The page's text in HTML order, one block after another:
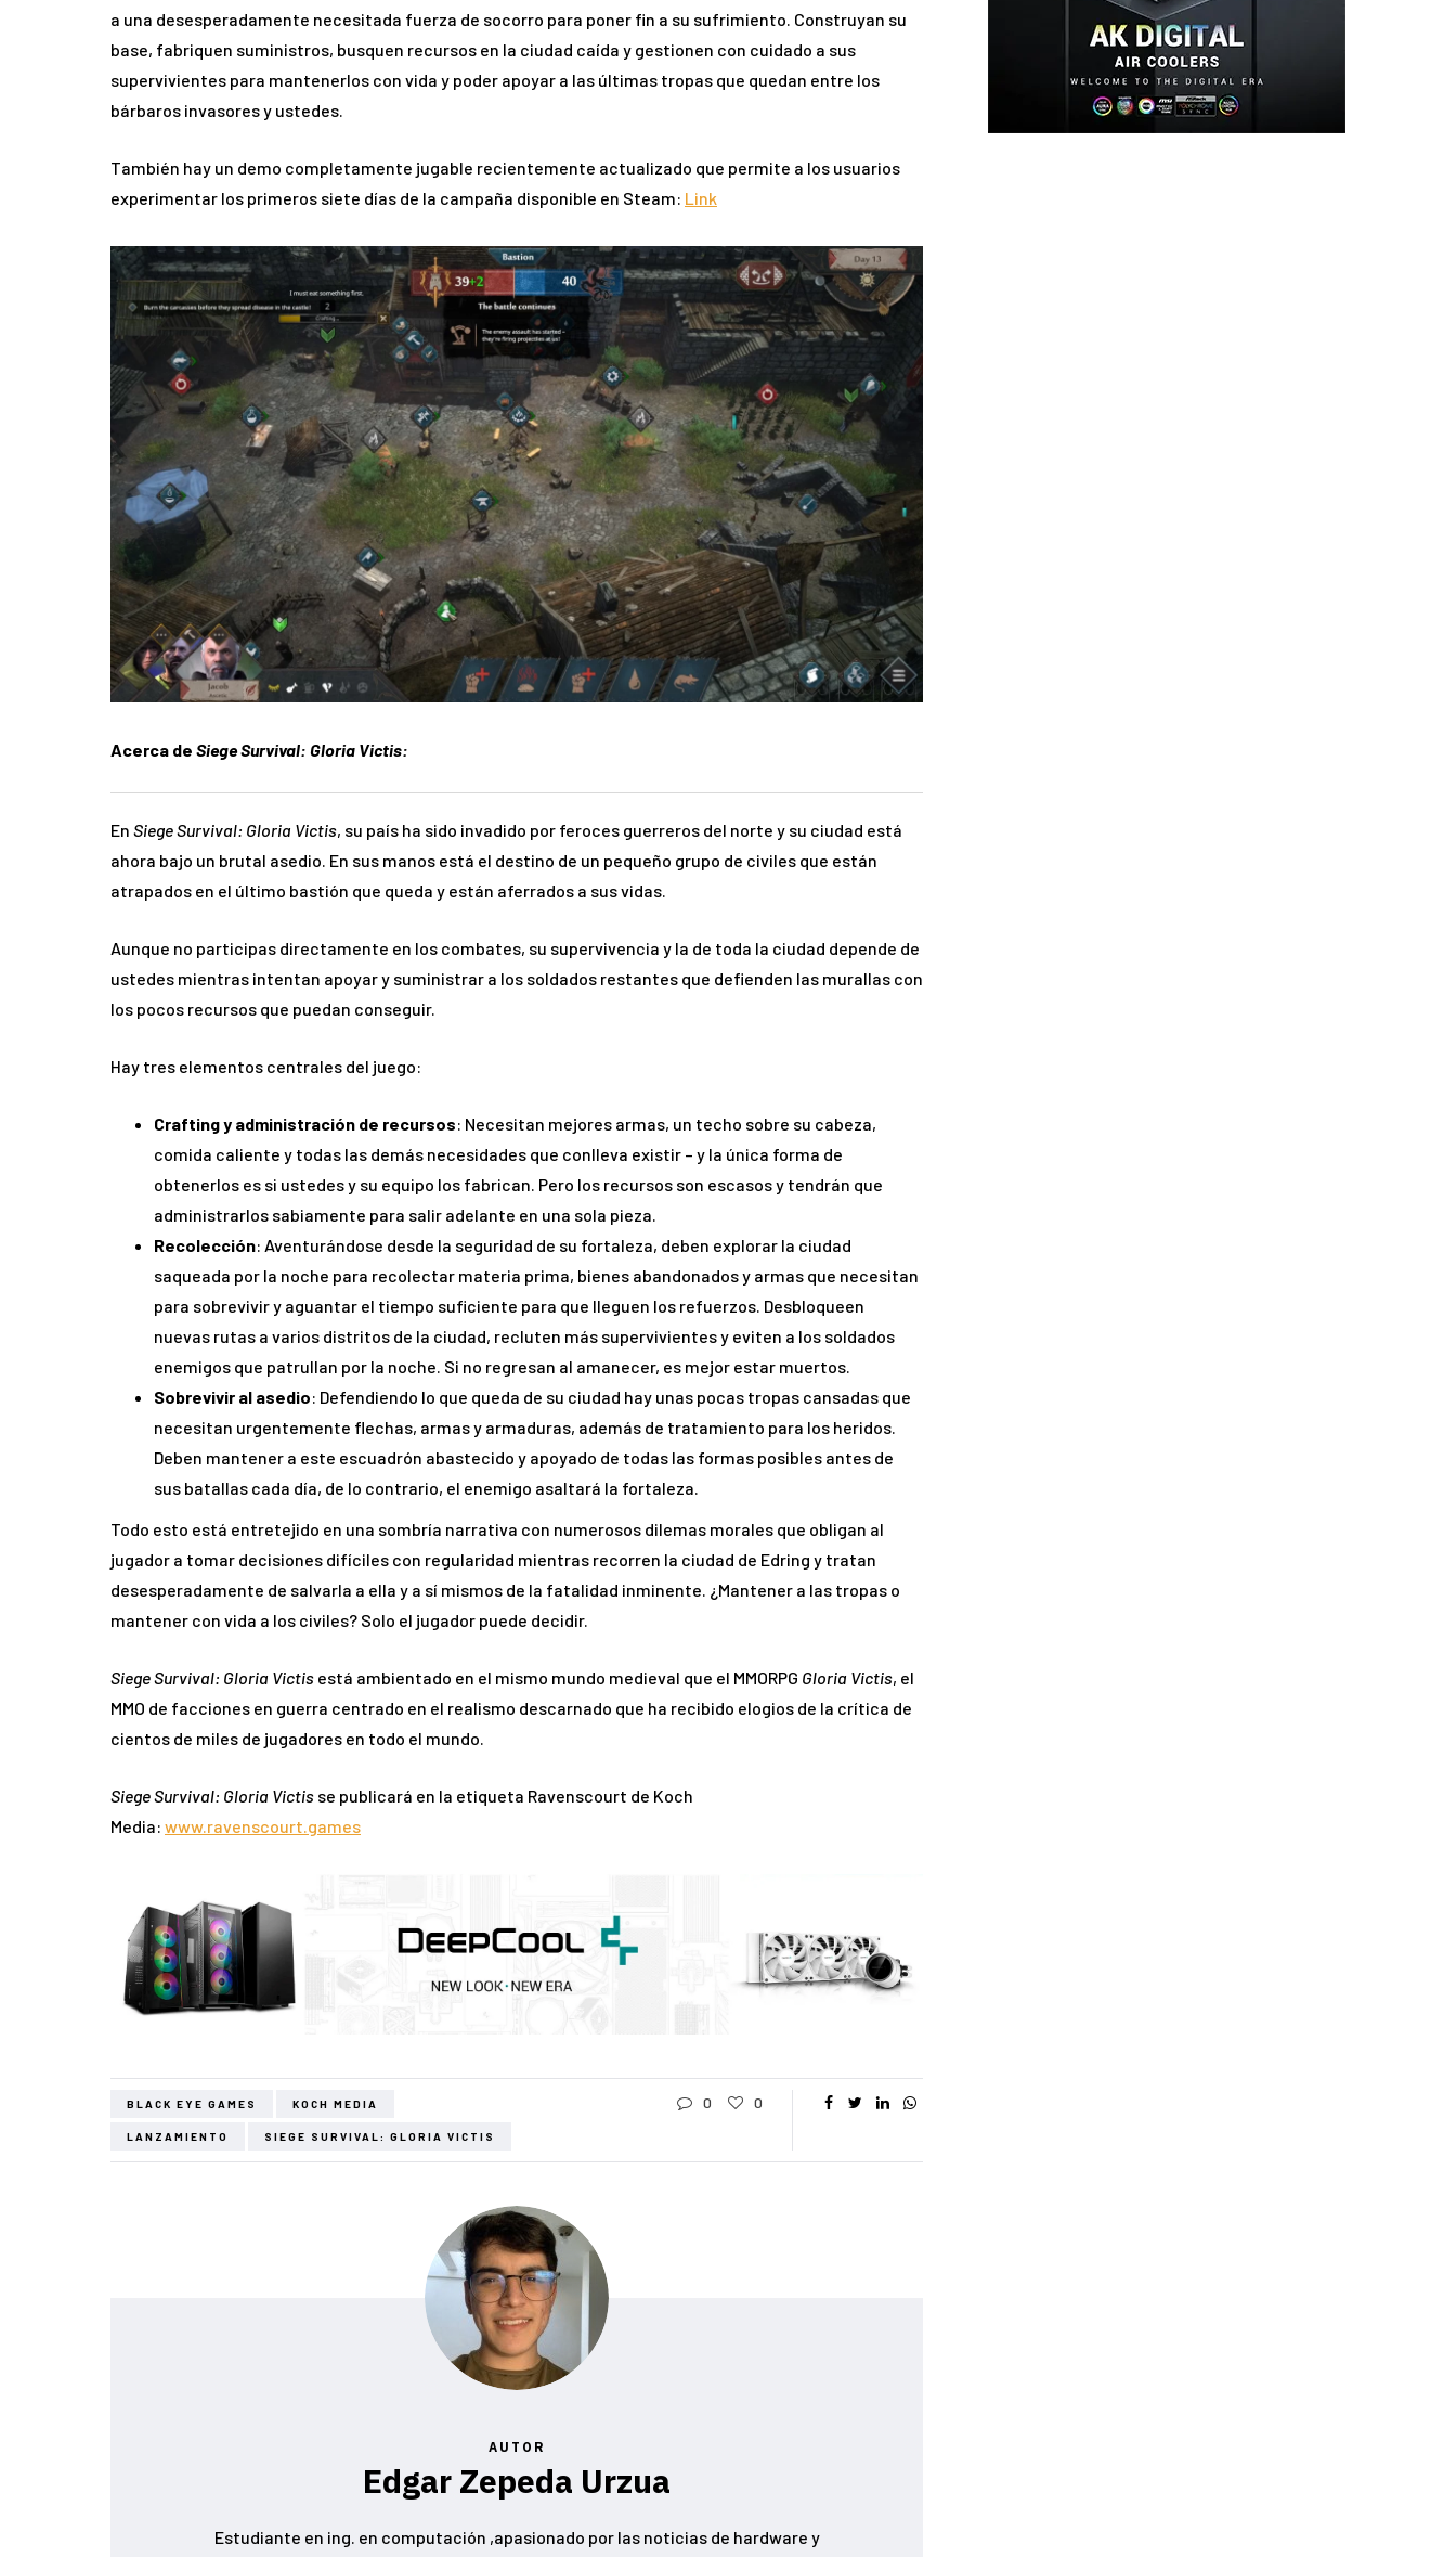
a una desesperadamente necesitada fuerza de socorro para poner fin a su sufrimiento. Construyan su
base, fabriquen suministros, busquen recursos en la ciudad caída y gestionen con cuidado a sus
supervivientes para mantenerlos con vida y poder apoyar a las últimas tropas que quedan entre los
bárbaros invasores y ustedes.
También hay un demo completamente jugable recientemente actualizado que permite a los usuarios
experimentar los primeros siete días de la campaña disponible en Steam: Link
Acerca de Siege Survival: Gloria Victis:
En Siege Survival: Gloria Victis, su país ha sido invadido por feroces guerreros del norte y su ciudad está
ahora bajo un brutal asedio. En sus manos está el destino de un pequeño grupo de civiles que están
atrapados en el último bastión que queda y están aferrados a sus vidas.
Aunque no participas directamente en los combates, su supervivencia y la de toda la ciudad depende de
ustedes mientras intentan apoyar y suministrar a los soldados restantes que defienden las murallas con
los pocos recursos que puedan conseguir.
Hay tres elementos centrales del juego:
Crafting y administración de recursos: Necesitan mejores armas, un techo sobre su cabeza,
comida caliente y todas las demás necesidades que conlleva existir – y la única forma de
obtenerlos es si ustedes y su equipo los fabrican. Pero los recursos son escasos y tendrán que
administrarlos sabiamente para salir adelante en una sola pieza.
Recolección: Aventurándose desde la seguridad de su fortaleza, deben explorar la ciudad
saqueada por la noche para recolectar materia prima, bienes abandonados y armas que necesitan
para sobrevivir y aguantar el tiempo suficiente para que lleguen los refuerzos. Desbloqueen
nuevas rutas a varios distritos de la ciudad, recluten más supervivientes y eviten a los soldados
enemigos que patrullan por la noche. Si no regresan al amanecer, es mejor estar muertos.
Sobrevivir al asedio: Defendiendo lo que queda de su ciudad hay unas pocas tropas cansadas que
necesitan urgentemente flechas, armas y armaduras, además de tratamiento para los heridos.
Deben mantener a este escuadrón abastecido y apoyado de todas las formas posibles antes de
sus batallas cada día, de lo contrario, el enemigo asaltará la fortaleza.
Todo esto está entretejido en una sombría narrativa con numerosos dilemas morales que obligan al
jugador a tomar decisiones difíciles con regularidad mientras recorren la ciudad de Edring y tratan
desesperadamente de salvarla a ella y a sí mismos de la fatalidad inminente. ¿Mantener a las tropas o
mantener con vida a los civiles? Solo el jugador puede decidir.
Siege Survival: Gloria Victis está ambientado en el mismo mundo medieval que el MMORPG Gloria Victis, el
MMO de facciones en guerra centrado en el realismo descarnado que ha recibido elogios de la crítica de
cientos de miles de jugadores en todo el mundo.
Siege Survival: Gloria Victis se publicará en la etiqueta Ravenscourt de Koch
Media: www.ravenscourt.games
BLACK EYE GAMES KOCH MEDIA
LANZAMIENTO SIEGE SURVIVAL: GLORIA VICTIS
0 0
AUTOR
Edgar Zepeda Urzua
Estudiante en ing. en computación ,apasionado por las noticias de hardware y